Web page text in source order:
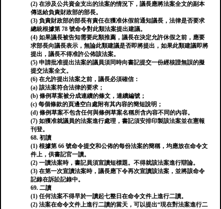
(2) 在涉及公共資金支出的法案的情況下，議長應將法案全文的副本
傳送給負責財政部的部長。
(3) 負責財政部的部長有責任在獲准休假前通知議長，法律是否要求
總統根據第 78 號命令對此類法案提出建議。
(4) 如果議長被告知需要此類推薦，議長在決定允許休假之前，應要
求部長向議長表示，無論此類建議是否即將提出，如果此類建議即將
提出，議長不得准許公佈該法案。
(5) 申請批准提出法案的議員須同時向書記提交一份經核證無誤的擬
提交法案全文。
(6) 在允許提出法案之前，議長必須確信：
(a) 該法案符合法律的要求；
(b) 條例草案被分成連續的條文，連續編號；
(c) 每個條款的頁邊空白處附有其內容的簡短說明；
(d) 條例草案不包含任何與條例草案名稱所含內容不同的內容。
(7) 如獲准就議員的法案進行處理，書記須安排印製該法案並在憲報
刊登。
68. 初讀
(1) 根據第 66 號命令提交和公佈的每份法案的簡稱，均應放在命令文
件上，供書記官一讀。
(2) 一讀法案時，書記員須宣讀短標題。不得就該法案進行辯論。
(3) 在第一次宣讀法案時，議長應下令再次宣讀該法案，並將該命令
記錄在訴訟記錄中。
69. 二讀
(1) 任何法案不得早於一讀起七整日在命令文件上進行二讀。
(2) 法案在命令文件上進行二讀的當天，可以提出“現在對法案進行二